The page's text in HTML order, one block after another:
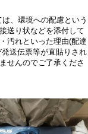
、環境への配慮という
送り状などを添付して
汚れといった理由(配達
送伝票等が直貼りされ
せんのでご了承くださ